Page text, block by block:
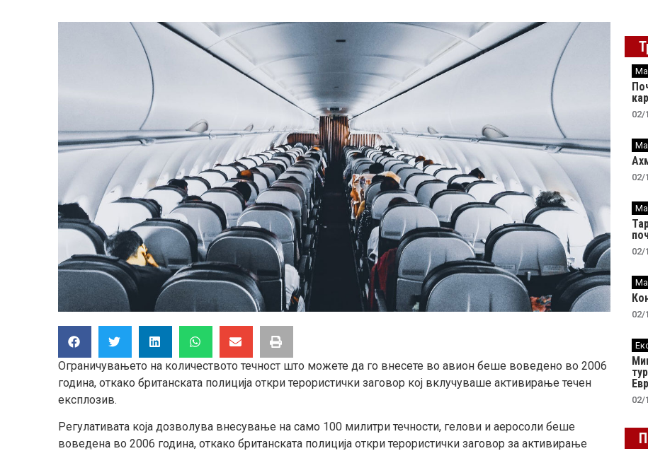
Ограничувањето на количеството течност што можете да го внесете во авион беше воведено во 2006
година, откако британската полиција откри терористички заговор кој вклучуваше активирање течен
експлозив.
Регулативата која дозволува внесување на само 100 милитри течности, гелови и аеросоли беше
воведена во 2006 година, откако британската полиција откри терористички заговор за активирање
02/
02/
02/
02/
02/